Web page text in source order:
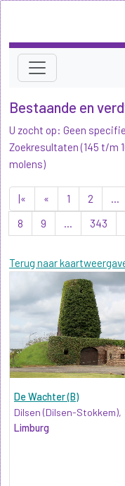
Bestaande en
U zocht op: Geen
Zoekresultaten (145 t/m
molens)
|« « 1 2 ...
8
9 ... 343
Terug naar
De Wachter (B)
Dilsen (Dilsen-Stokkem),
Limburg